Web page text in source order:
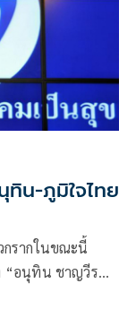
น-ภูมิใจไทย
กรากในขณะนี้
“อนุทิน ชาญวีร